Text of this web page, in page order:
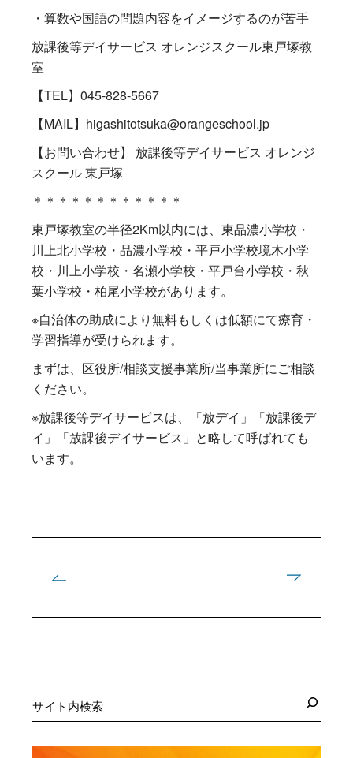
・算数や国語の問題内容をイメージするのが苦手
放課後等デイサービス オレンジスクール東戸塚教
室
【TEL】045-828-5667
【MAIL】higashitotsuka@orangeschool.jp
【お問い合わせ】 放課後等デイサービス オレンジ
スクール 東戸塚
＊＊＊＊＊＊＊＊＊＊＊＊
東戸塚教室の半径2Km以内には、東品濃小学校・
川上北小学校・品濃小学校・平戸小学校境木小学
校・川上小学校・名瀬小学校・平戸台小学校・秋
葉小学校・柏尾小学校があります。
※自治体の助成により無料もしくは低額にて療育・
学習指導が受けられます。
まずは、区役所/相談支援事業所/当事業所にご相談
ください。
※放課後等デイサービスは、「放デイ」「放課後デ
イ」「放課後デイサービス」と略して呼ばれても
います。
索